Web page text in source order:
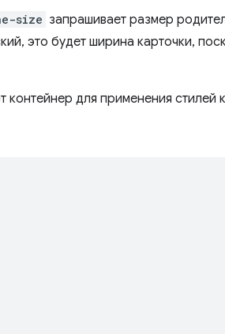
size запрашивает размер
это будет ширина карточки,
контейнер для применения